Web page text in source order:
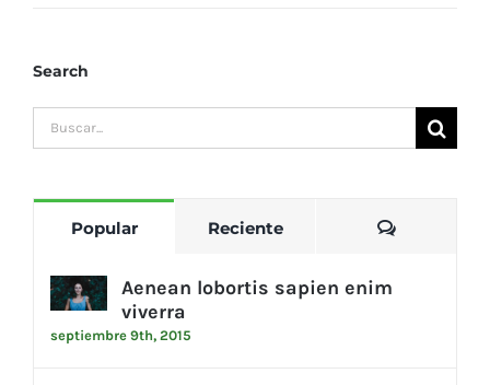
Search
Buscar:
Popular Reciente
Aenean lobortis sapien enim
viverra
septiembre 9th, 2015